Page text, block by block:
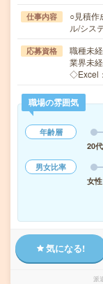
仕事内容
○見積作
ル/シス
応募資格
職種未
業界未
◇Excel
職場の雰囲気
年齢層
20代
男女比率
女性
気になる!
派